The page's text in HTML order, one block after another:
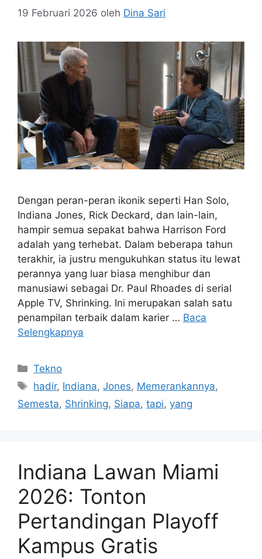
19 Februari 2026 oleh Dina Sari
Dengan peran-peran ikonik seperti Han Solo,
Indiana Jones, Rick Deckard, dan lain-lain,
hampir semua sepakat bahwa Harrison Ford
adalah yang terhebat. Dalam beberapa tahun
terakhir, ia justru mengukuhkan status itu lewat
perannya yang luar biasa menghibur dan
manusiawi sebagai Dr. Paul Rhoades di serial
Apple TV, Shrinking. Ini merupakan salah satu
penampilan terbaik dalam karier … Baca
Selengkapnya
Kategori
Tekno
Tag
hadir, Indiana,Jones, Memerankannya,
Semesta, Shrinking, Siapa, tapi, yang
Indiana Lawan Miami
2026: Tonton
Pertandingan Playoff
Kampus Gratis